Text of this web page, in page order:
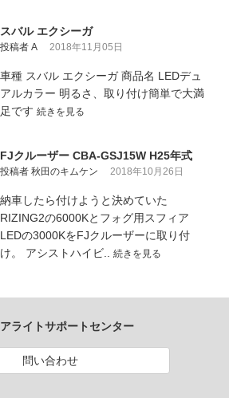
スバル エクシーガ
投稿者 A 2018年11月05日
車種 スバル エクシーガ 商品名 LEDデュ
アルカラー 明るさ、取り付け簡単で大満
足です 続きを見る
FJクルーザー CBA-GSJ15W H25年式
投稿者 秋田のキムケン 2018年10月26日
納車したら付けようと決めていた
RIZING2の6000Kとフォグ用スフィア
LEDの3000KをFJクルーザーに取り付
け。 アシストハイビ.. 続きを見る
ライトサポートセンター
問い合わせ